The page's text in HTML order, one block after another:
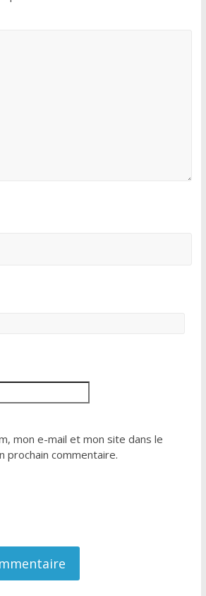
mon e-mail et mon site dans le
prochain commentaire.